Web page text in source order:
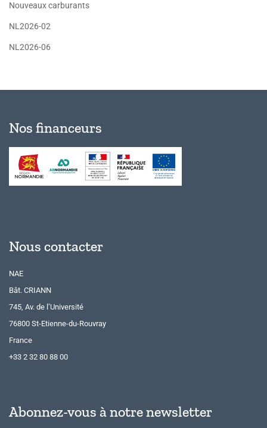
Nouveaux carburants
NL2026-02
NL2026-06
Nos financeurs
Nous contacter
NAE
Bât. CRIANN
745, Av. de l’Université
76800 St-Etienne-du-Rouvray
France
+33 2 32 80 88 00
Abonnez-vous à notre newsletter